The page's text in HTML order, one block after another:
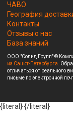
ЧАВО
География
Контакты
Отзывы о нас
База знаний
ООО "Солид Групп" ©
из Санкт-Петербурга.
отличаться от реального
письме по электронной
{literal}{/literal}